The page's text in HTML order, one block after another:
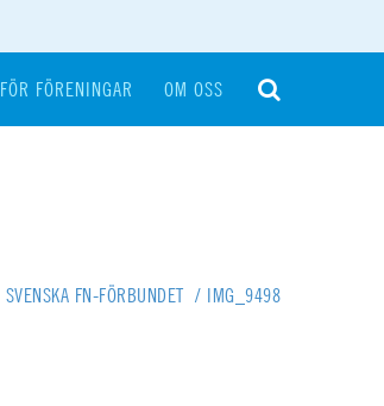
FÖR FÖRENINGAR OM OSS
SVENSKA FN-FÖRBUNDET / IMG_9498